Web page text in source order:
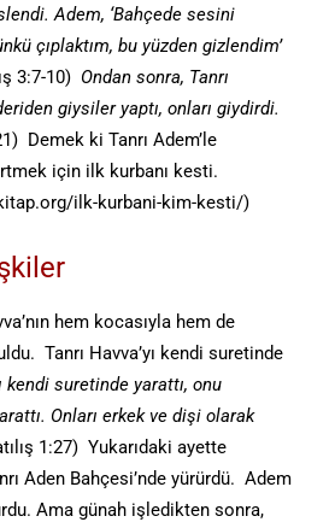
Adem, ‘Bahçede sesini
çıplaktım, bu yüzden gizlendim’
3:7-10) Ondan sonra, Tanrı
giysiler yaptı, onları giydirdi.
Demek ki Tanrı Adem’le
için ilk kurbanı kesti.
ilk-kurbani-kim-kesti/)
hem kocasıyla hem de
Tanrı Havva’yı kendi suretinde
kendi suretinde yarattı, onu
Onları erkek ve dişi olarak
1:27) Yukarıdaki ayette
Aden Bahçesi’nde yürürdü. Adem
Ama günah işledikten sonra,